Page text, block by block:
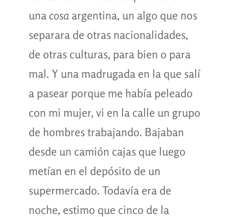
unacosaargentina, un algo que nos
separara de otras nacionalidades,
de otras culturas, para bien o para
mal. Y una madrugada en la que salí
a pasear porque me había peleado
con mi mujer, vi en la calle un grupo
de hombres trabajando. Bajaban
desde un camión cajas que luego
metían en el depósito de un
supermercado. Todavía era de
noche, estimo que cinco de la